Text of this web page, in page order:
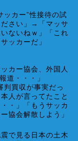
ッカー”性接待の試
さい」→「マッサ
ないねｗ」「これ
ッカーだ」
カー協会、外国人
道・・・」
買収が事実だっ
人が言ってたこと
・」「もうサッカ
協会解散しよう」
で見る日本の土木